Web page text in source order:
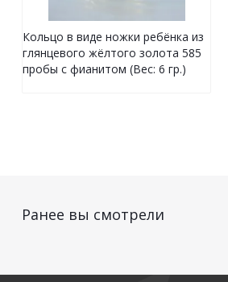
Кольцо в виде ножки ребёнка из
глянцевого жёлтого золота 585
пробы с фианитом (Вес: 6 гр.)
Ранее вы смотрели